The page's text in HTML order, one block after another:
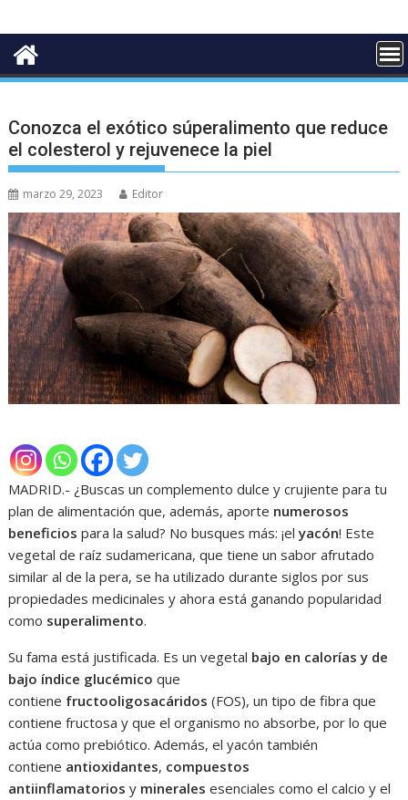
Conozca el exótico súperalimento que reduce
el colesterol y rejuvenece la piel
marzo 29, 2023 Editor
MADRID.- ¿Buscas un complemento dulce y crujiente para tu
plan de alimentación que, además, aporte numerosos
beneficios para la salud? No busques más: ¡elyacón! Este
vegetal de raíz sudamericana, que tiene un sabor afrutado
similar al de la pera, se ha utilizado durante siglos por sus
propiedades medicinales y ahora está ganando popularidad
como superalimento.
Su fama está justificada. Es un vegetal bajo en calorías y de
bajo índice glucémicoque
contiene fructooligosacáridos(FOS), un tipo de fibra que
contiene fructosa y que el organismo no absorbe, por lo que
actúa como prebiótico. Además, el yacón también
contiene antioxidantes, compuestos
antiinflamatorios y mineralesesenciales como el calcio y el